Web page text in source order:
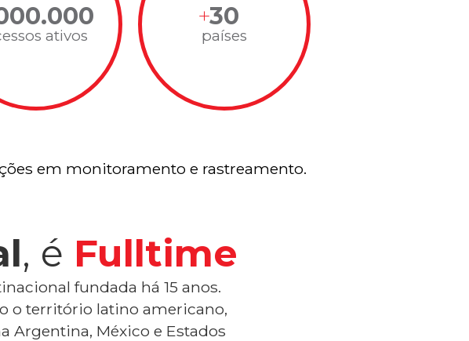
ativos
30
países
em monitoramento e rastreamento.
, é Fulltime
fundada há 15 anos.
o território latino americano,
Argentina, México e Estados